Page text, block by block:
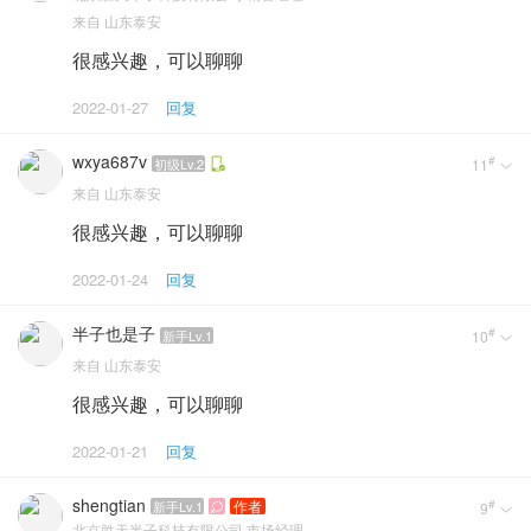
来自 山东泰安
很感兴趣，可以聊聊
2022-01-27 回复
wxya687v 初级Lv.2 11 # 
来自 山东泰安
很感兴趣，可以聊聊
2022-01-24 回复
半子也是子 新手Lv.1 10# 
来自 山东泰安
很感兴趣，可以聊聊
2022-01-21 回复
shengtian 新手Lv.1  作者 9# 